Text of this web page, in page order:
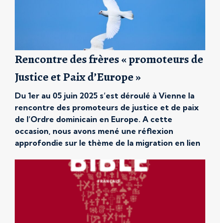
Rencontre des frères « promoteurs de
Justice et Paix d’Europe »
Du 1er au 05 juin 2025 s’est déroulé à Vienne la
rencontre des promoteurs de justice et de paix
de l’Ordre dominicain en Europe. A cette
occasion, nous avons mené une réflexion
approfondie sur le thème de la migration en lien
marquées par la conviction que la migration ne